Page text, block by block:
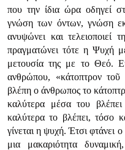
που την ίδια ώρα οδηγεί
γνώση των όντων, γνώση
ανυψώνει και τελειοποιεί
πραγματώνει τότε η Ψυχή
μετουσία της με το Θεό.
ανθρώπου, «κάτοπτρον τοῦ
βλέπη ο άνθρωπος το
καλύτερα μέσα του
καλύτερα το βλέπει, τόσο
γίνεται η ψυχή. Έτσι φτάνει
μια μακαριότητα